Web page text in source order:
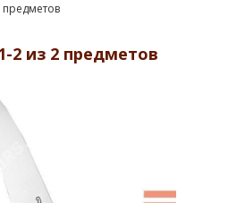
2 из 2 предметов